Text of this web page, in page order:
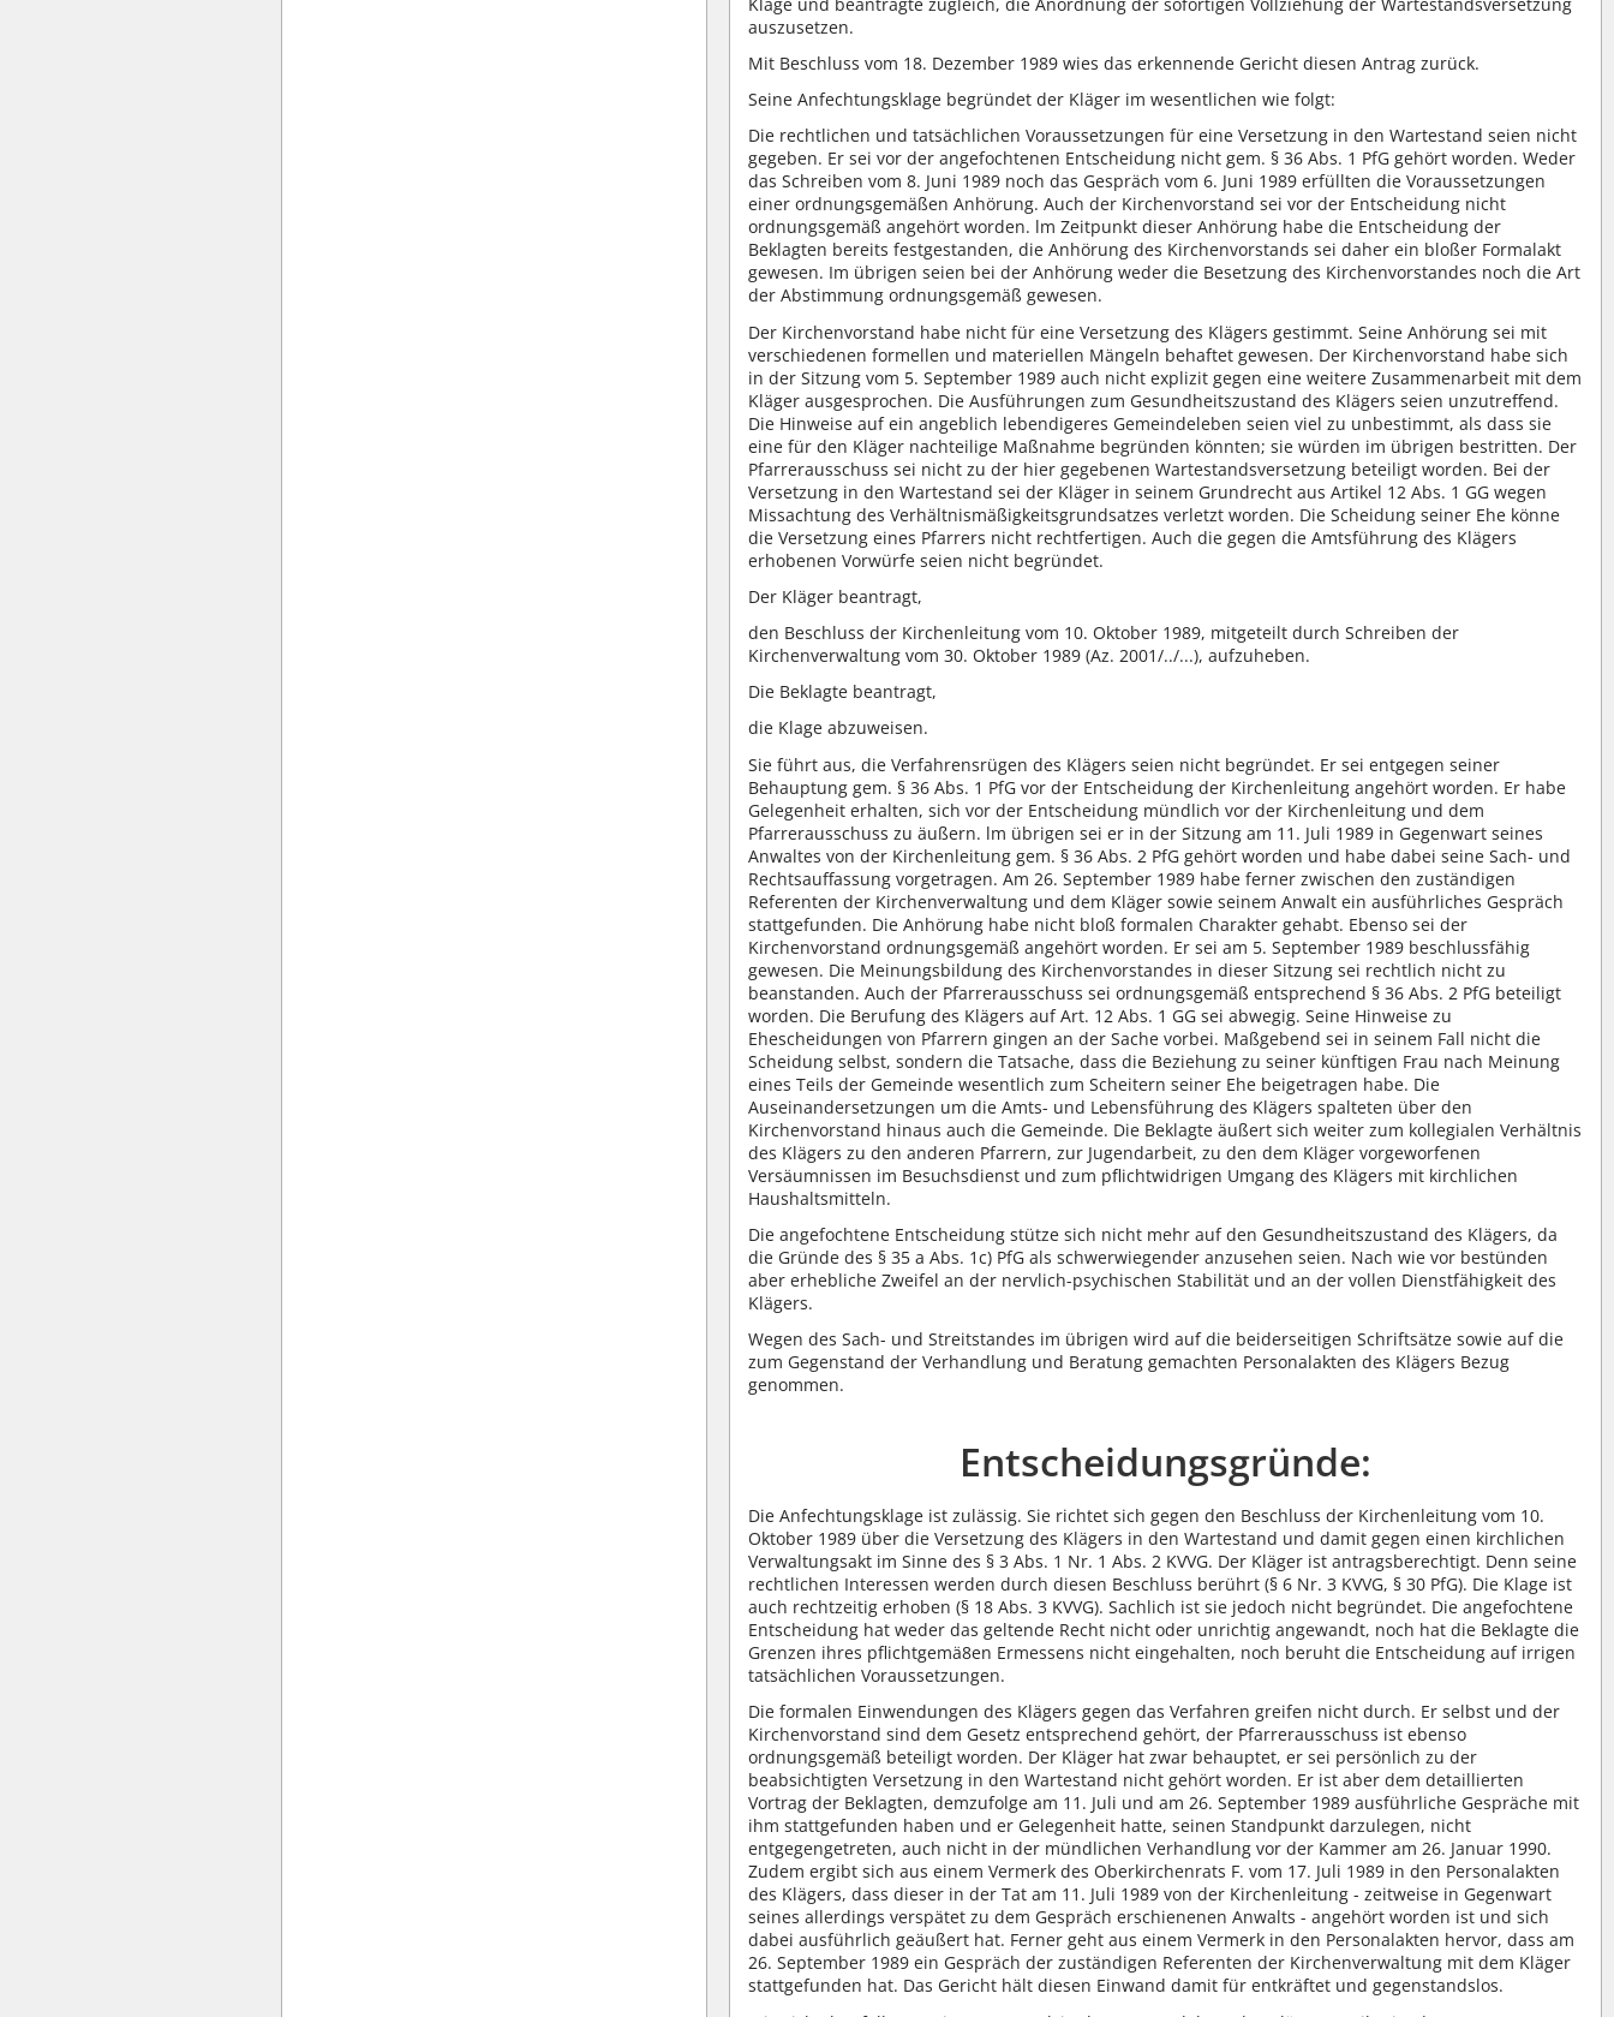
auszusetzen.
Mit Beschluss vom 18. Dezember 1989 wies das erkennende Gericht diesen Antrag zurück.
Seine Anfechtungsklage begründet der Kläger im wesentlichen wie folgt:
Die rechtlichen und tatsächlichen Voraussetzungen für eine Versetzung in den Wartestand seien nicht
gegeben. Er sei vor der angefochtenen Entscheidung nicht gem. § 36 Abs. 1 PfG gehört worden. Weder
das Schreiben vom 8. Juni 1989 noch das Gespräch vom 6. Juni 1989 erfüllten die Voraussetzungen
einer ordnungsgemäßen Anhörung. Auch der Kirchenvorstand sei vor der Entscheidung nicht
ordnungsgemäß angehört worden. lm Zeitpunkt dieser Anhörung habe die Entscheidung der
Beklagten bereits festgestanden, die Anhörung des Kirchenvorstands sei daher ein bloßer Formalakt
gewesen. Im übrigen seien bei der Anhörung weder die Besetzung des Kirchenvorstandes noch die Art
der Abstimmung ordnungsgemäß gewesen.
Der Kirchenvorstand habe nicht für eine Versetzung des Klägers gestimmt. Seine Anhörung sei mit
verschiedenen formellen und materiellen Mängeln behaftet gewesen. Der Kirchenvorstand habe sich
in der Sitzung vom 5. September 1989 auch nicht explizit gegen eine weitere Zusammenarbeit mit dem
Kläger ausgesprochen. Die Ausführungen zum Gesundheitszustand des Klägers seien unzutreffend.
Die Hinweise auf ein angeblich lebendigeres Gemeindeleben seien viel zu unbestimmt, als dass sie
eine für den Kläger nachteilige Maßnahme begründen könnten; sie würden im übrigen bestritten. Der
Pfarrerausschuss sei nicht zu der hier gegebenen Wartestandsversetzung beteiligt worden. Bei der
Versetzung in den Wartestand sei der Kläger in seinem Grundrecht aus Artikel 12 Abs. 1 GG wegen
Missachtung des Verhältnismäßigkeitsgrundsatzes verletzt worden. Die Scheidung seiner Ehe könne
die Versetzung eines Pfarrers nicht rechtfertigen. Auch die gegen die Amtsführung des Klägers
erhobenen Vorwürfe seien nicht begründet.
Der Kläger beantragt,
den Beschluss der Kirchenleitung vom 10. Oktober 1989, mitgeteilt durch Schreiben der
Kirchenverwaltung vom 30. Oktober 1989 (Az. 2001/../...), aufzuheben.
Die Beklagte beantragt,
die Klage abzuweisen.
Sie führt aus, die Verfahrensrügen des Klägers seien nicht begründet. Er sei entgegen seiner
Behauptung gem. § 36 Abs. 1 PfG vor der Entscheidung der Kirchenleitung angehört worden. Er habe
Gelegenheit erhalten, sich vor der Entscheidung mündlich vor der Kirchenleitung und dem
Pfarrerausschuss zu äußern. lm übrigen sei er in der Sitzung am 11. Juli 1989 in Gegenwart seines
Anwaltes von der Kirchenleitung gem. § 36 Abs. 2 PfG gehört worden und habe dabei seine Sach- und
Rechtsauffassung vorgetragen. Am 26. September 1989 habe ferner zwischen den zuständigen
Referenten der Kirchenverwaltung und dem Kläger sowie seinem Anwalt ein ausführliches Gespräch
stattgefunden. Die Anhörung habe nicht bloß formalen Charakter gehabt. Ebenso sei der
Kirchenvorstand ordnungsgemäß angehört worden. Er sei am 5. September 1989 beschlussfähig
gewesen. Die Meinungsbildung des Kirchenvorstandes in dieser Sitzung sei rechtlich nicht zu
beanstanden. Auch der Pfarrerausschuss sei ordnungsgemäß entsprechend § 36 Abs. 2 PfG beteiligt
worden. Die Berufung des Klägers auf Art. 12 Abs. 1 GG sei abwegig. Seine Hinweise zu
Ehescheidungen von Pfarrern gingen an der Sache vorbei. Maßgebend sei in seinem Fall nicht die
Scheidung selbst, sondern die Tatsache, dass die Beziehung zu seiner künftigen Frau nach Meinung
eines Teils der Gemeinde wesentlich zum Scheitern seiner Ehe beigetragen habe. Die
Auseinandersetzungen um die Amts- und Lebensführung des Klägers spalteten über den
Kirchenvorstand hinaus auch die Gemeinde. Die Beklagte äußert sich weiter zum kollegialen Verhältnis
des Klägers zu den anderen Pfarrern, zur Jugendarbeit, zu den dem Kläger vorgeworfenen
Versäumnissen im Besuchsdienst und zum pflichtwidrigen Umgang des Klägers mit kirchlichen
Haushaltsmitteln.
Die angefochtene Entscheidung stütze sich nicht mehr auf den Gesundheitszustand des Klägers, da
die Gründe des § 35 a Abs. 1c) PfG als schwerwiegender anzusehen seien. Nach wie vor bestünden
aber erhebliche Zweifel an der nervlich-psychischen Stabilität und an der vollen Dienstfähigkeit des
Klägers.
Wegen des Sach- und Streitstandes im übrigen wird auf die beiderseitigen Schriftsätze sowie auf die
zum Gegenstand der Verhandlung und Beratung gemachten Personalakten des Klägers Bezug
genommen.
Entscheidungsgründe:
Die Anfechtungsklage ist zulässig. Sie richtet sich gegen den Beschluss der Kirchenleitung vom 10.
Oktober 1989 über die Versetzung des Klägers in den Wartestand und damit gegen einen kirchlichen
Verwaltungsakt im Sinne des § 3 Abs. 1 Nr. 1 Abs. 2 KVVG. Der Kläger ist antragsberechtigt. Denn seine
rechtlichen Interessen werden durch diesen Beschluss berührt (§ 6 Nr. 3 KVVG, § 30 PfG). Die Klage ist
auch rechtzeitig erhoben (§ 18 Abs. 3 KVVG). Sachlich ist sie jedoch nicht begründet. Die angefochtene
Entscheidung hat weder das geltende Recht nicht oder unrichtig angewandt, noch hat die Beklagte die
Grenzen ihres pflichtgemä8en Ermessens nicht eingehalten, noch beruht die Entscheidung auf irrigen
tatsächlichen Voraussetzungen.
Die formalen Einwendungen des Klägers gegen das Verfahren greifen nicht durch. Er selbst und der
Kirchenvorstand sind dem Gesetz entsprechend gehört, der Pfarrerausschuss ist ebenso
ordnungsgemäß beteiligt worden. Der Kläger hat zwar behauptet, er sei persönlich zu der
beabsichtigten Versetzung in den Wartestand nicht gehört worden. Er ist aber dem detaillierten
Vortrag der Beklagten, demzufolge am 11. Juli und am 26. September 1989 ausführliche Gespräche mit
ihm stattgefunden haben und er Gelegenheit hatte, seinen Standpunkt darzulegen, nicht
entgegengetreten, auch nicht in der mündlichen Verhandlung vor der Kammer am 26. Januar 1990.
Zudem ergibt sich aus einem Vermerk des Oberkirchenrats F. vom 17. Juli 1989 in den Personalakten
des Klägers, dass dieser in der Tat am 11. Juli 1989 von der Kirchenleitung - zeitweise in Gegenwart
seines allerdings verspätet zu dem Gespräch erschienenen Anwalts - angehört worden ist und sich
dabei ausführlich geäußert hat. Ferner geht aus einem Vermerk in den Personalakten hervor, dass am
26. September 1989 ein Gespräch der zuständigen Referenten der Kirchenverwaltung mit dem Kläger
stattgefunden hat. Das Gericht hält diesen Einwand damit für entkräftet und gegenstandslos.